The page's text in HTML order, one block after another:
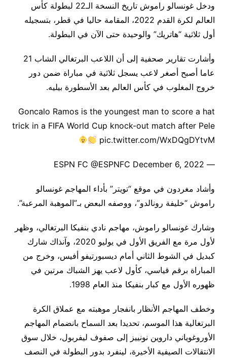
ودخل غونسالو راموش تاريخ النسخة الـ22 لبطولة كأس
العالم لكرة القدم 2022، المقامة حاليا في قطر، بتسجيله
أول ثلاثية “هاتريك” والوحيدة حتى الآن في البطولة.
وأشارت تقارير صحفية إلى أن اللاعب البرتغالي الشاب 21
عاما أصبح أصغر لاعب يسجل ثلاثية في مباراة ضمن دور
خروج المغلوب في كأس العالم بعد الأسطورة بيليه.
Goncalo Ramos is the youngest man to score a hat
trick in a FIFA World Cup knock-out match after Pele
pic.twitter.com/WxDQgDYtvM
— ESPN FC @ESPNFC December 6, 2022
وأشاد مغردون في موقع “تويتر” بأداء المهاجم غونسالو
راموش “خليفة رونالدو”، ووصفه البعض بـ”الموهبة المرعبة”.
وشارك غونسالو راموش، مهاجم نادي بنفيكا البرتغالي، وظهر
لأول مرة مع الفريق الأول في يوليو 2020، وآنذاك شارك
كبديل في الشوط الثاني أمام ديسبورتيفو أفيس، وخرج من
المباراة برقم قياسي، كأول لاعب يهز الشباك مرتين في
ظهوره الأول مع كبار بنفيكا منذ العام 1998.
وخطف المهاجم الأنظار بانفجار موهبته مع عملاق الكرة
البرتغالية هذا الموسم، تحديدا بعد السماح بانضمام المهاجم
الأوروغوياني داروين نونييز إلى صفوف ليفربول، خلال سوق
الانتقالات الصيفية الأخيرة، لينفرد بدور البطولة في النصف